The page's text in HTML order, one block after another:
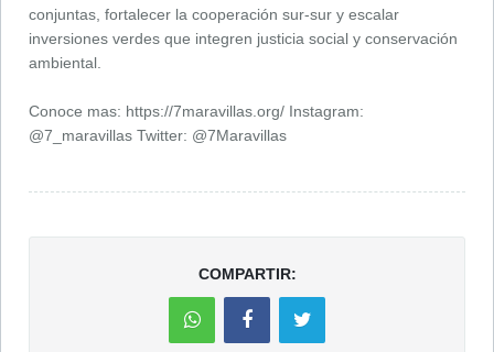
conjuntas, fortalecer la cooperación sur‑sur y escalar
inversiones verdes que integren justicia social y conservación
ambiental.
Conoce mas: https://7maravillas.org/ Instagram:
@7_maravillas Twitter: @7Maravillas
COMPARTIR: